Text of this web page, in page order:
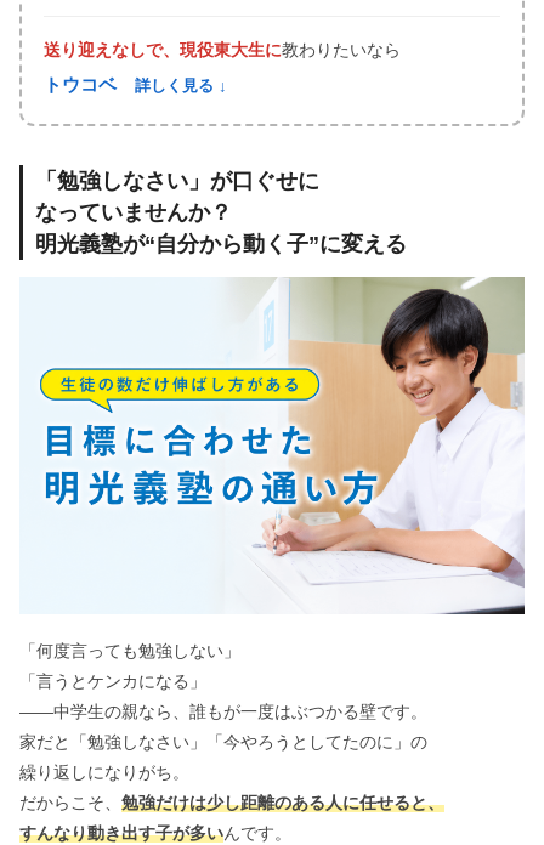
送り迎えなしで、現役東大生に教わりたいなら
トウコベ 詳しく見る ↓
「勉強しなさい」が口ぐせに
なっていませんか？
明光義塾が“自分から動く子”に変える
「何度言っても勉強しない」
「言うとケンカになる」
――中学生の親なら、誰もが一度はぶつかる壁です。
家だと「勉強しなさい」「今やろうとしてたのに」の
繰り返しになりがち。
だからこそ、 勉強だけは少し距離のある人に任せると、
すんなり動き出す子が多いんです。